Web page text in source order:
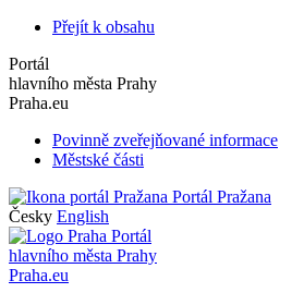
Přejít k obsahu
Portál
hlavního města Prahy
Praha.eu
Povinně zveřejňované informace
Městské části
Portál Pražana
Česky English
Portál
hlavního města Prahy
Praha.eu